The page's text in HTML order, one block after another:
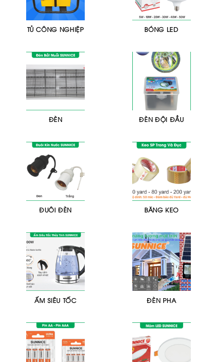
TỦ CÔNG NGHIỆP BÓNG LED
ĐÈN ĐÈN ĐỘI ĐẦU
ĐUÔI ĐÈN BĂNG KEO
ẤM SIÊU TỐC ĐÈN PHA